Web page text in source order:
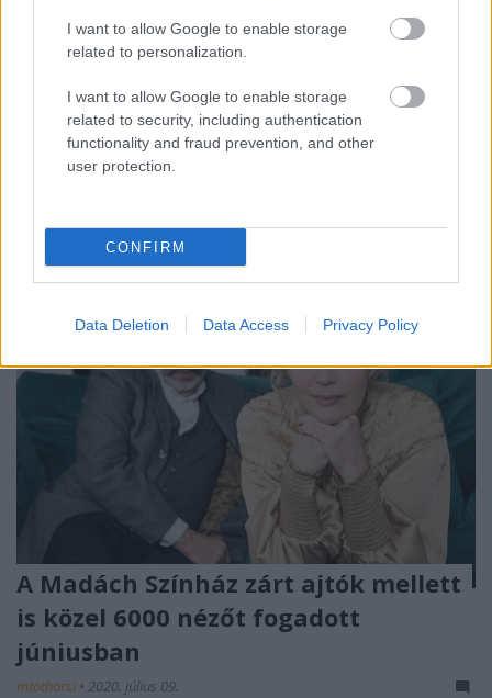
I want to allow Google to enable storage
related to personalization.
I want to allow Google to enable storage
related to security, including authentication
functionality and fraud prevention, and other
user protection.
CONFIRM
Data Deletion Data Access Privacy Policy
"Csak engedjenek át a határon,
jövünk!"
mtothorsi 2020. július 13.
Augusztus 21. és 29. között, a tervezett és már
meghirdetett versenyprogrammal, magas művészi
A Madách Színház zárt ajtók mellett
is közel 6000 nézőt fogadott
júniusban
mtothorsi • 2020. július 09.